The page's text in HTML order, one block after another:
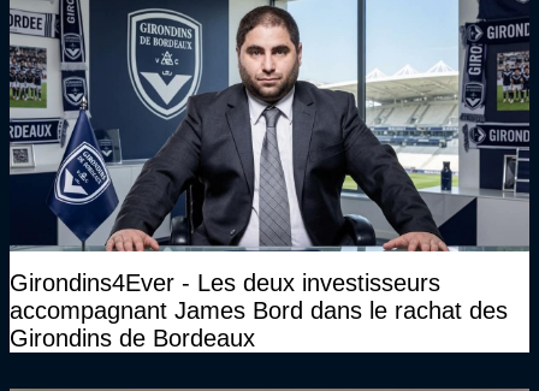
Girondins4Ever - Les deux investisseurs
accompagnant James Bord dans le rachat des
Girondins de Bordeaux